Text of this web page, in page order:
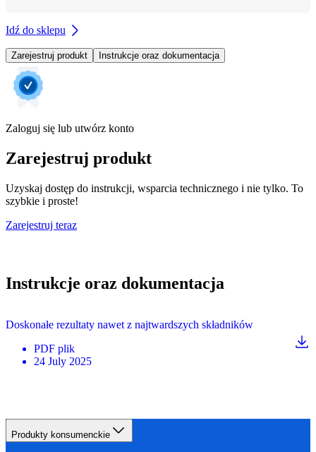
Idź do sklepu
Zarejestruj produkt Instrukcje oraz dokumentacja
Zaloguj się lub utwórz konto
Zarejestruj produkt
Uzyskaj dostęp do instrukcji, wsparcia technicznego i nie tylko. To
szybkie i proste!
Zarejestruj teraz
Instrukcje oraz dokumentacja
Doskonałe rezultaty nawet z najtwardszych składników
PDF plik
24 July 2025
Produkty konsumenckie